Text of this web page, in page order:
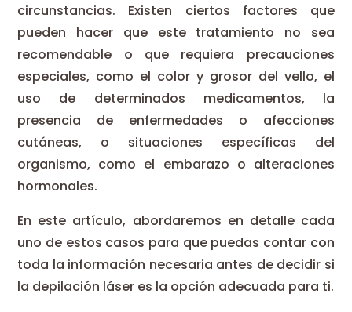
circunstancias. Existen ciertos factores que
pueden hacer que este tratamiento no sea
recomendable o que requiera precauciones
especiales, como el color y grosor del vello, el
uso de determinados medicamentos, la
presencia de enfermedades o afecciones
cutáneas, o situaciones específicas del
organismo, como el embarazo o alteraciones
hormonales.
En este artículo, abordaremos en detalle cada
uno de estos casos para que puedas contar con
toda la información necesaria antes de decidir si
la depilación láser es la opción adecuada para ti.